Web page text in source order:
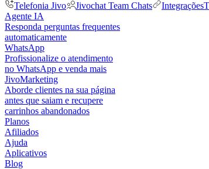
Telefonia Jivo
Jivochat Team Chats Integrações
Agente IA
Responda perguntas frequentes
automaticamente
WhatsApp
Profissionalize o atendimento
no WhatsApp e venda mais
JivoMarketing
Aborde clientes na sua página
antes que saiam e recupere
carrinhos abandonados
Planos
Afiliados
Ajuda
Aplicativos
Blog